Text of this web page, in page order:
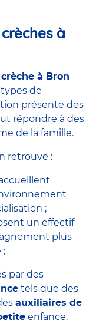
à
crèche à Bron
de
présente des
répondre à des
de la famille.
retrouve :
;
un effectif
plus
;
par des
tels que des
auxiliaires de
enfance.